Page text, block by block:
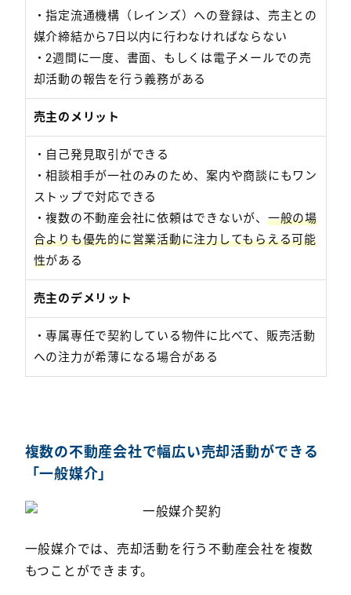
・指定流通機構（レインズ）への登録は、売主との
媒介締結から7日以内に行わなければならない
・2週間に一度、書面、もしくは電子メールでの売
却活動の報告を行う義務がある
売主のメリット
・自己発見取引ができる
・相談相手が一社のみのため、案内や商談にもワン
ストップで対応できる
・複数の不動産会社に依頼はできないが、 一般の場
合よりも優先的に営業活動に注力してもらえる可能
性がある
売主のデメリット
・専属専任で契約している物件に比べて、販売活動
への注力が希薄になる場合がある
複数の不動産会社で幅広い売却活動ができる
「一般媒介」
一般媒介では、売却活動を行う不動産会社を複数
もつことができます。